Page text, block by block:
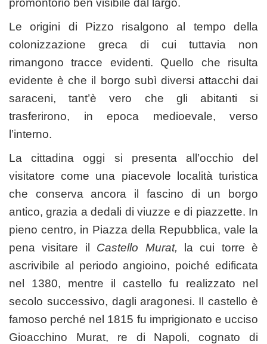
Le origini di Pizzo risalgono al tempo della
colonizzazione greca di cui tuttavia non
rimangono tracce evidenti. Quello che risulta
evidente è che il borgo subì diversi attacchi dai
saraceni, tant’è vero che gli abitanti si
trasferirono, in epoca medioevale, verso
l’interno.
La cittadina oggi si presenta all’occhio del
visitatore come una piacevole località turistica
che conserva ancora il fascino di un borgo
antico, grazia a dedali di viuzze e di piazzette. In
pieno centro, in Piazza della Repubblica, vale la
pena visitare il Castello Murat, la cui torre è
ascrivibile al periodo angioino, poiché edificata
nel 1380, mentre il castello fu realizzato nel
secolo successivo, dagli aragonesi. Il castello è
famoso perché nel 1815 fu imprigionato e ucciso
Gioacchino Murat, re di Napoli, cognato di